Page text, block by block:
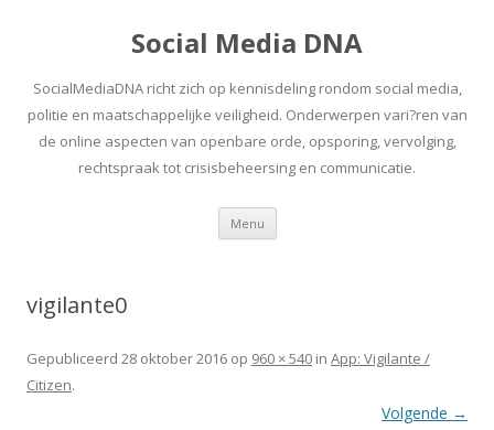
Social Media DNA
SocialMediaDNA richt zich op kennisdeling rondom social media,
politie en maatschappelijke veiligheid. Onderwerpen vari?ren van
de online aspecten van openbare orde, opsporing, vervolging,
rechtspraak tot crisisbeheersing en communicatie.
Menu Spring
inhoud
vigilante0
Gepubliceerd 28 oktober 2016 op 960 × 540 in App: Vigilante /
Citizen.
Volgende →